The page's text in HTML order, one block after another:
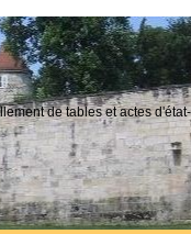
de tables et actes